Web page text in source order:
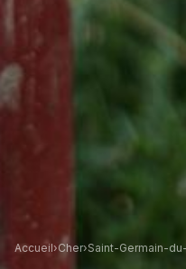
Accueil›Cher›Saint-Germain-